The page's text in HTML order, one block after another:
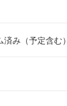
み（予定含む）